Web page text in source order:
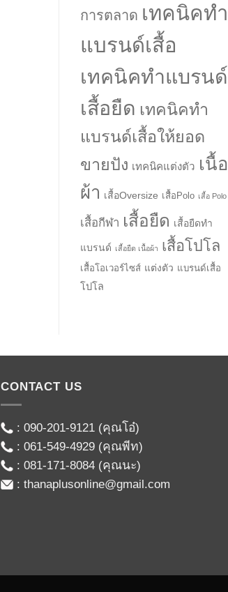
การตลาด เทคนิคทำ
แบรนด์เสื้อ
เทคนิคทำแบรนด์
เสื้อยืด เทคนิคทำ
แบรนด์เสื้อให้ยอด
ขายปัง เทคนิคแต่งตัว เนื้อ
ผ้า เสื้อOversize เสื้อPolo เสื้อ Polo
เสื้อกีฬา เสื้อยืด เสื้อยืดทำ
แบรนด์ เสื้อยืด เนื้อผ้า เสื้อโปโล
เสื้อโอเวอร์ไซส์ แต่งตัว แบรนด์เสื้อ
โปโล
CONTACT US
: 090-201-9121(คุณโอ๋)
: 061-549-4929(คุณพีท)
: 081-171-8084(คุณนะ)
: thanaplusonline@gmail.com